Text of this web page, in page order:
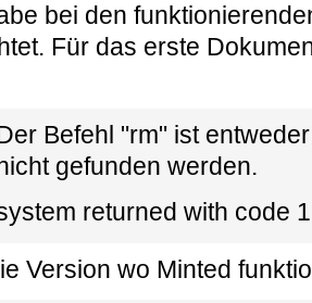
bei den
Für das erste
Befehl "rm" ist
gefunden werden.
returned with code 1
Version wo Minted